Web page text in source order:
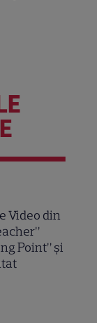
Video din
Point” și